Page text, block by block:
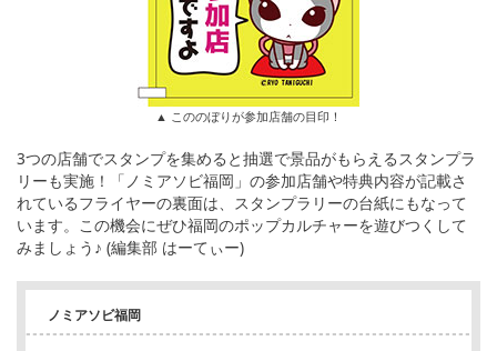
▲ こののぼりが参加店舗の目印！
3つの店舗でスタンプを集めると抽選で景品がもらえるスタンプラ
リーも実施！「ノミアソビ福岡」の参加店舗や特典内容が記載さ
れているフライヤーの裏面は、スタンプラリーの台紙にもなって
います。この機会にぜひ福岡のポップカルチャーを遊びつくして
みましょう♪ (編集部 はーてぃー)
ノミアソビ福岡